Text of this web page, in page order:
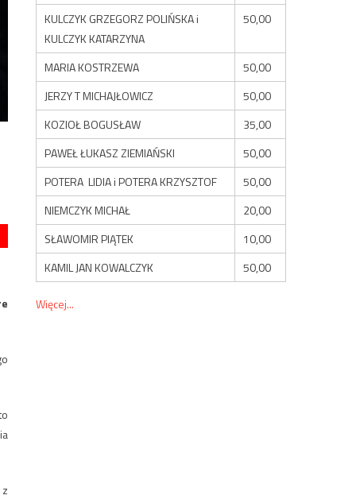
KULCZYK GRZEGORZ POLIŃSKA i
KULCZYK KATARZYNA
50,00
MARIA KOSTRZEWA
50,00
JERZY T MICHAJŁOWICZ
50,00
KOZIOŁ BOGUSŁAW
35,00
PAWEŁ ŁUKASZ ZIEMIAŃSKI
50,00
POTERA LIDIA i POTERA KRZYSZTOF
50,00
NIEMCZYK MICHAŁ
20,00
SŁAWOMIR PIĄTEK
10,00
KAMIL JAN KOWALCZYK
50,00
Więcej...